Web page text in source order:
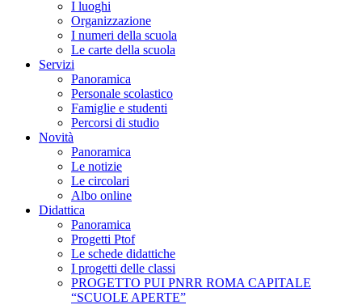
I luoghi
Organizzazione
I numeri della scuola
Le carte della scuola
Servizi
Panoramica
Personale scolastico
Famiglie e studenti
Percorsi di studio
Novità
Panoramica
Le notizie
Le circolari
Albo online
Didattica
Panoramica
Progetti Ptof
Le schede didattiche
I progetti delle classi
PROGETTO PUI PNRR ROMA CAPITALE
“SCUOLE APERTE”